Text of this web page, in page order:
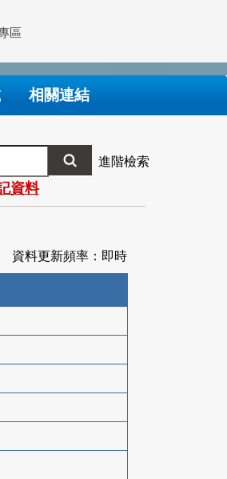
區
相關連結
進階檢索
資料
資料更新頻率：即時